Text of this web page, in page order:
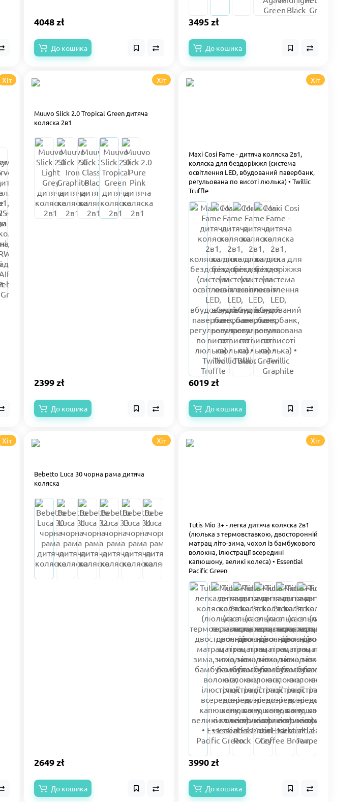
4048 zł
До кошика
3495 zł
До кошика
Хіт Хіт
Muuvo Slick 2.0 Tropical Green дитяча
коляска 2в1
2399 zł
До кошика
Хіт
Maxi Cosi Fame - дитяча коляска 2в1,
коляска для бездоріжжя (система
освітлення LED, вбудований павербанк,
регульована по висоті люлька) • Twillic
Truffle
6019 zł
До кошика
Хіт Хіт
Bebetto Luca 30 чорна рама дитяча
коляска
2649 zł
До кошика
Хіт
Tutis Mio 3+ - легка дитяча коляска 2в1
(люлька з термовставкою, двосторонній
матрац літо-зима, чохол із бамбукового
волокна, ілюстрації всередині
капюшону, великі колеса) • Essential
Pacific Green
3990 zł
До кошика